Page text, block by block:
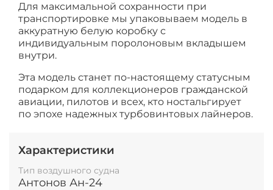
Для максимальной сохранности при
транспортировке мы упаковываем модель в
аккуратную белую коробку с
индивидуальным поролоновым вкладышем
внутри.
Эта модель станет по-настоящему статусным
подарком для коллекционеров гражданской
авиации, пилотов и всех, кто ностальгирует
по эпохе надежных турбовинтовых лайнеров.
Характеристики
Тип воздушного судна
Антонов Ан-24